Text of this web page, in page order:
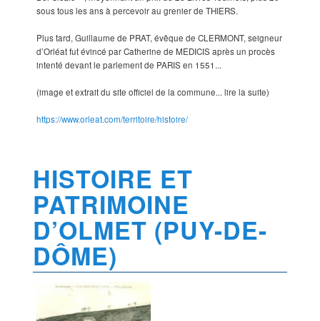
sous tous les ans à percevoir au grenier de THIERS.
Plus tard, Guillaume de PRAT, évêque de CLERMONT, seigneur
d’Orléat fut évincé par Catherine de MEDICIS après un procès
intenté devant le parlement de PARIS en 1551...
(image et extrait du site officiel de la commune... lire la suite)
https://www.orleat.com/territoire/histoire/
HISTOIRE ET
PATRIMOINE
D’OLMET (PUY-DE-
DÔME)